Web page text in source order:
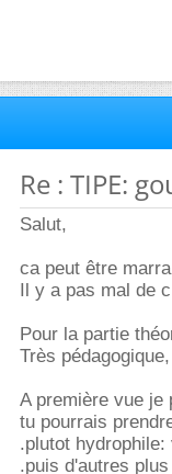
Re : TIPE:
Salut,
ca peut être
Il y a pas mal de
Pour la partie
Très
A première vue je
tu pourrais
.plutot
.puis d'autres